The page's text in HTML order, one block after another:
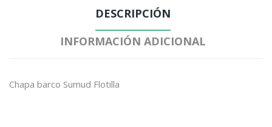
DESCRIPCIÓN
INFORMACIÓN ADICIONAL
Chapa barco Sumud Flotilla